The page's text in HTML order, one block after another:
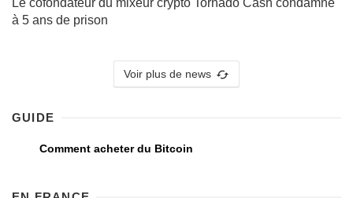
à 5 ans de prison
Voir plus de news
GUIDE
Comment acheter du Bitcoin